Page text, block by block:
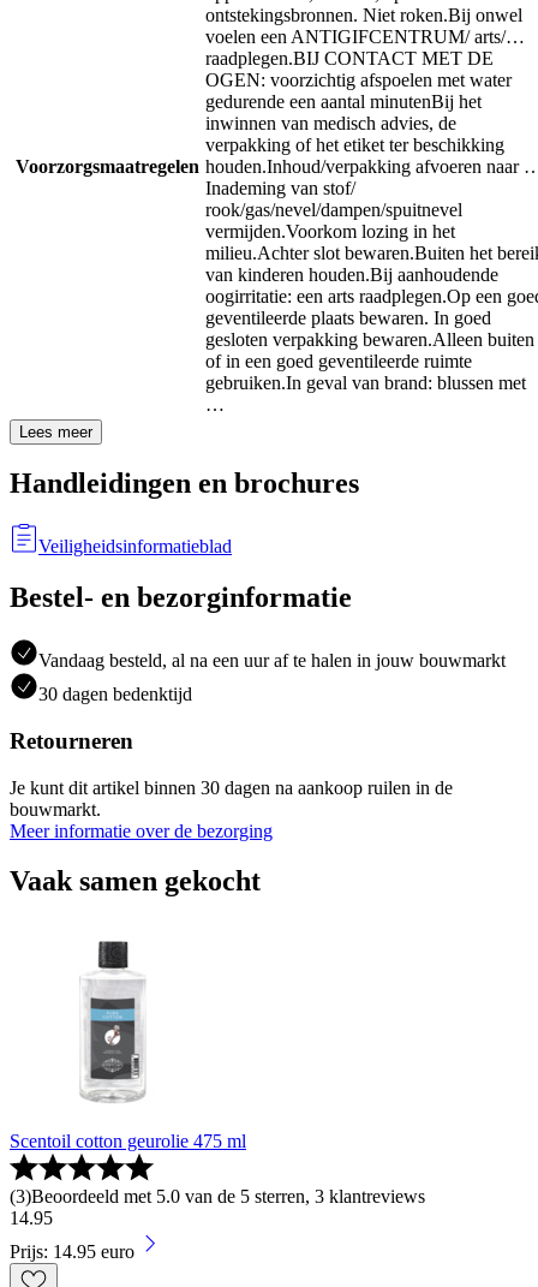
Voorzorgsmaatregelen
ontstekingsbronnen. Niet roken.Bij onwel
voelen een ANTIGIFCENTRUM/ arts/…
raadplegen.BIJ CONTACT MET DE
OGEN: voorzichtig afspoelen met water
gedurende een aantal minutenBij het
inwinnen van medisch advies, de
verpakking of het etiket ter beschikking
houden.Inhoud/verpakking afvoeren naar
Inademing van stof/
rook/gas/nevel/dampen/spuitnevel
vermijden.Voorkom lozing in het
milieu.Achter slot bewaren.Buiten het
van kinderen houden.Bij aanhoudende
oogirritatie: een arts raadplegen.Op een
geventileerde plaats bewaren. In goed
gesloten verpakking bewaren.Alleen buiten
of in een goed geventileerde ruimte
gebruiken.In geval van brand: blussen met
…
Lees meer
Handleidingen en brochures
Veiligheidsinformatieblad
Bestel- en bezorginformatie
Vandaag besteld, al na een uur af te halen in jouw bouwmarkt
30 dagen bedenktijd
Retourneren
Je kunt dit artikel binnen 30 dagen na aankoop ruilen in de
bouwmarkt.
Meer informatie over de bezorging
Vaak samen gekocht
Scentoil cotton geurolie 475 ml
(3)Beoordeeld met 5.0 van de 5 sterren, 3 klantreviews
14.95
Prijs: 14.95 euro